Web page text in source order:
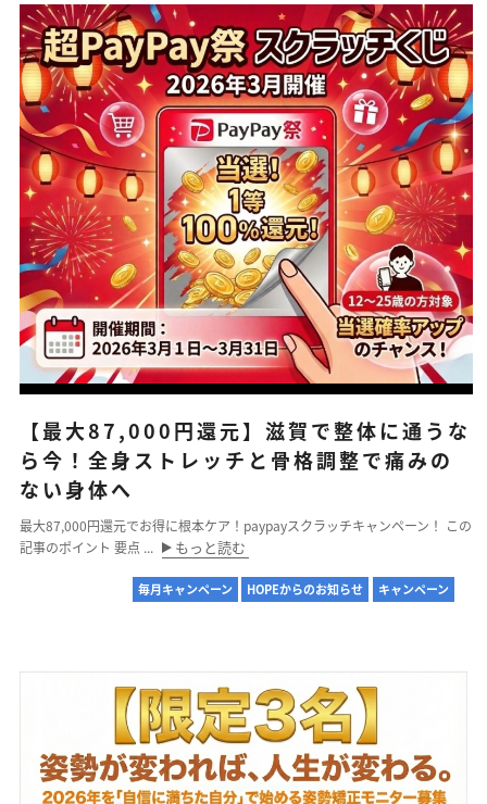
【最大87,000円還元】滋賀で整体に通うな
ら今！全身ストレッチと骨格調整で痛みの
ない身体へ
最大87,000円還元でお得に根本ケア！paypayスクラッチキャンペーン！ この
記事のポイント 要点 ...
もっと読む
毎月キャンペーン HOPEからのお知らせ キャンペーン